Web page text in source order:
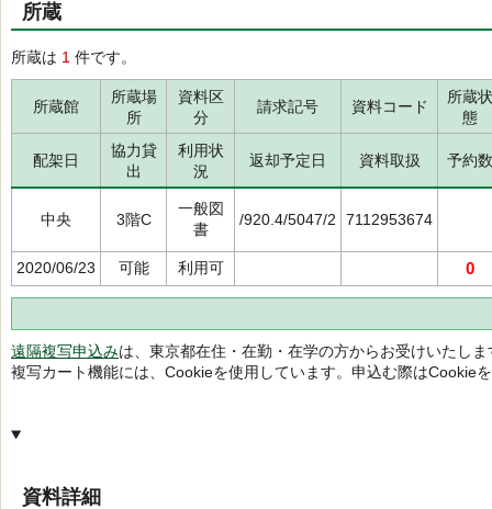
所蔵
所蔵は 1 件です。
所蔵館
所蔵場
所
資料区
分
請求記号 資料コード
所蔵状
態
配架日
協力貸
出
利用状
況
返却予定日 資料取扱 予約数
中央 3階C
一般図
書
/920.4/5047/2 7112953674
2020/06/23 可能 利用可 0
遠隔複写申込みは、東京都在住・在勤・在学の方からお受けいたしま
複写カート機能には、Cookieを使用しています。申込む際はCookie
資料詳細